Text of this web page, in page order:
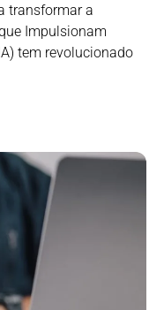
transformar a
Impulsionam
tem revolucionado